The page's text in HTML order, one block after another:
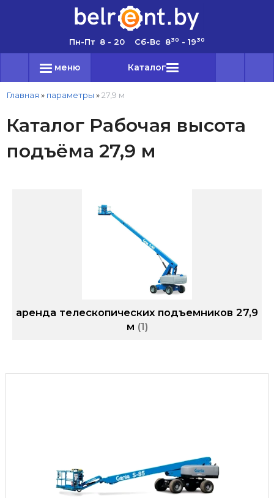
Пн-Пт 8 - 20 Сб-Вс 830 - 1930
меню Каталог
Главная » параметры »27,9 м
Каталог Рабочая высота
подъёма 27,9 м
аренда телескопических подъемников 27,9
м 1